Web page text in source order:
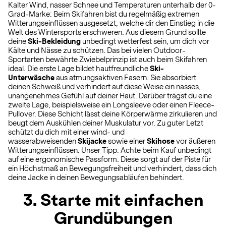
Kalter Wind, nasser Schnee und Temperaturen unterhalb der 0-
Grad-Marke: Beim Skifahren bist du regelmäßig extremen
Witterungseinflüssen ausgesetzt, welche dir den Einstieg in die
Welt des Wintersports erschweren. Aus diesem Grund sollte
deineSki-Bekleidung unbedingt wetterfest sein, um dich vor
Kälte und Nässe zu schützen. Das bei vielen Outdoor-
Sportarten bewährte Zwiebelprinzip ist auch beim Skifahren
ideal. Die erste Lage bildet hautfreundlicheSki-
Unterwäscheaus atmungsaktiven Fasern. Sie absorbiert
deinen Schweiß und verhindert auf diese Weise ein nasses,
unangenehmes Gefühl auf deiner Haut. Darüber trägst du eine
zweite Lage, beispielsweise ein Longsleeve oder einen Fleece-
Pullover. Diese Schicht lässt deine Körperwärme zirkulieren und
beugt dem Auskühlen deiner Muskulatur vor. Zu guter Letzt
schützt du dich mit einer wind- und
wasserabweisendenSkijackesowie einerSkihosevor äußeren
Witterungseinflüssen. Unser Tipp: Achte beim Kauf unbedingt
auf eine ergonomische Passform. Diese sorgt auf der Piste für
ein Höchstmaß an Bewegungsfreiheit und verhindert, dass dich
deine Jacke in deinen Bewegungsabläufen behindert.
3. Starte mit einfachen
Grundübungen